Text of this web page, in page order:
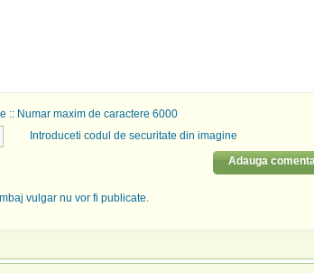
:: Numar maxim de caractere 6000
Introduceti codul de securitate din imagine
Adauga
vulgar nu vor fi publicate.